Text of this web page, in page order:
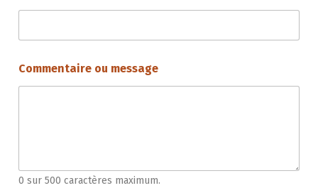
C
e
n
t
Commentaire ou message
0 sur 500 caractères maximum.